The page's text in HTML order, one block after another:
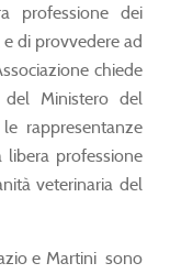
professione dei
di provvedere ad
chiede
Ministero del
rappresentanze
libera professione
veterinaria del
e Martini sono